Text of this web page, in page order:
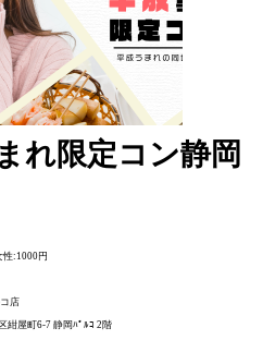
れ限定コン静岡
:1000円
店
紺屋町6-7 静岡ﾊﾟﾙｺ 2階